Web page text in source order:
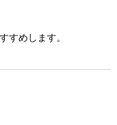
すめします。